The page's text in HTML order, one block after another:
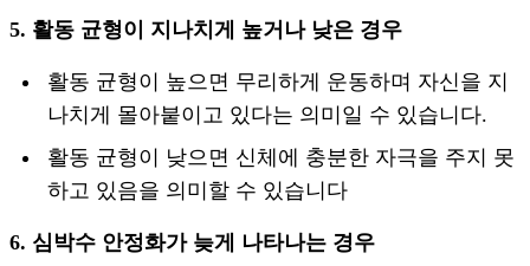
5. 활동 균형이 지나치게 높거나 낮은 경우
활동 균형이 높으면 무리하게 운동하며 자신을 지
나치게 몰아붙이고 있다는 의미일 수 있습니다.
활동 균형이 낮으면 신체에 충분한 자극을 주지 못
하고 있음을 의미할 수 있습니다
6. 심박수 안정화가 늦게 나타나는 경우